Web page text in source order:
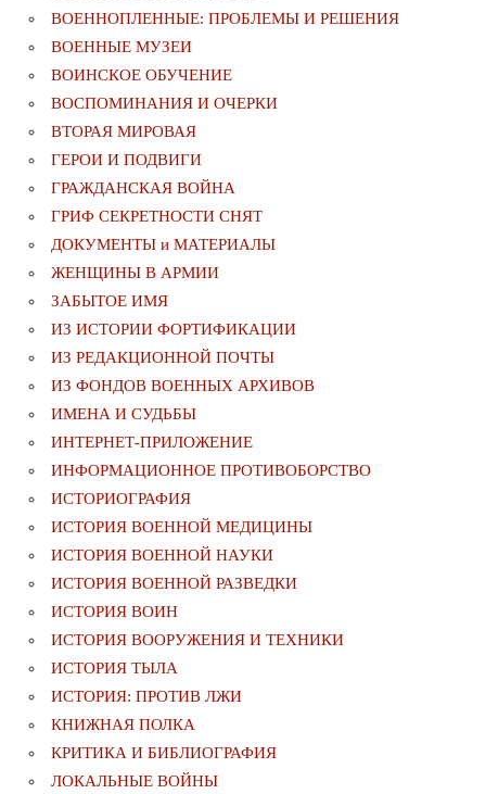
ВОЕННОПЛЕННЫЕ: ПРОБЛЕМЫ И РЕШЕНИЯ
ВОЕННЫЕ МУЗЕИ
ВОИНСКОЕ ОБУЧЕНИЕ
ВОСПОМИНАНИЯ И ОЧЕРКИ
ВТОРАЯ МИРОВАЯ
ГЕРОИ И ПОДВИГИ
ГРАЖДАНСКАЯ ВОЙНА
ГРИФ СЕКРЕТНОСТИ СНЯТ
ДОКУМЕНТЫ и МАТЕРИАЛЫ
ЖЕНЩИНЫ В АРМИИ
ЗАБЫТОЕ ИМЯ
ИЗ ИСТОРИИ ФОРТИФИКАЦИИ
ИЗ РЕДАКЦИОННОЙ ПОЧТЫ
ИЗ ФОНДОВ ВОЕННЫХ АРХИВОВ
ИМЕНА И СУДЬБЫ
ИНТЕРНЕТ-ПРИЛОЖЕНИЕ
ИНФОРМАЦИОННОЕ ПРОТИВОБОРСТВО
ИСТОРИОГРАФИЯ
ИСТОРИЯ ВОЕННОЙ МЕДИЦИНЫ
ИСТОРИЯ ВОЕННОЙ НАУКИ
ИСТОРИЯ ВОЕННОЙ РАЗВЕДКИ
ИСТОРИЯ ВОИН
ИСТОРИЯ ВООРУЖЕНИЯ И ТЕХНИКИ
ИСТОРИЯ ТЫЛА
ИСТОРИЯ: ПРОТИВ ЛЖИ
КНИЖНАЯ ПОЛКА
КРИТИКА И БИБЛИОГРАФИЯ
ЛОКАЛЬНЫЕ ВОЙНЫ